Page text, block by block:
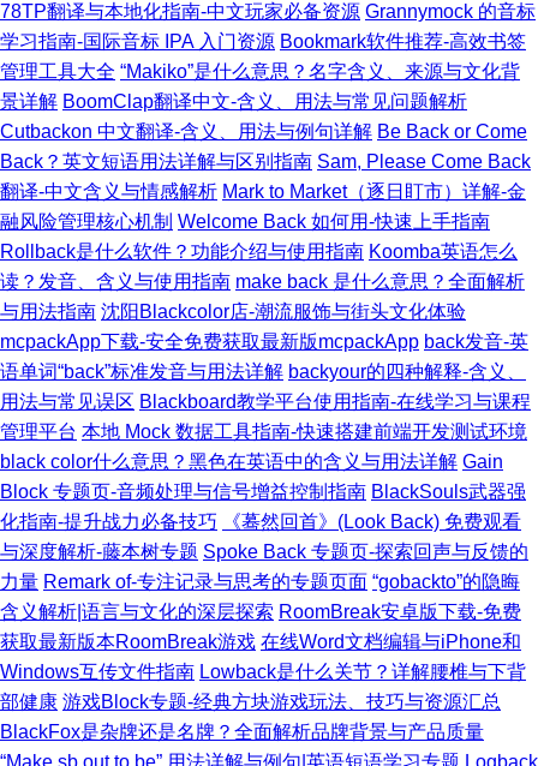
78TP翻译与本地化指南-中文玩家必备资源 Grannymock 的音标
学习指南-国际音标 IPA 入门资源 Bookmark软件推荐-高效书签
管理工具大全 “Makiko”是什么意思？名字含义、来源与文化背
景详解 BoomClap翻译中文-含义、用法与常见问题解析
Cutbackon 中文翻译-含义、用法与例句详解 Be Back or Come
Back？英文短语用法详解与区别指南 Sam, Please Come Back
翻译-中文含义与情感解析 Mark to Market（逐日盯市）详解-金
融风险管理核心机制 Welcome Back 如何用-快速上手指南
Rollback是什么软件？功能介绍与使用指南 Koomba英语怎么
读？发音、含义与使用指南 make back 是什么意思？全面解析
与用法指南 沈阳Blackcolor店-潮流服饰与街头文化体验
mcpackApp下载-安全免费获取最新版mcpackApp back发音-英
语单词“back”标准发音与用法详解 backyour的四种解释-含义、
用法与常见误区 Blackboard教学平台使用指南-在线学习与课程
管理平台 本地 Mock 数据工具指南-快速搭建前端开发测试环境
black color什么意思？黑色在英语中的含义与用法详解 Gain
Block 专题页-音频处理与信号增益控制指南 BlackSouls武器强
化指南-提升战力必备技巧
《蓦然回首》(Look Back) 免费观看
与深度解析-藤本树专题 Spoke Back 专题页-探索回声与反馈的
力量 Remark of-专注记录与思考的专题页面 “gobackto”的隐晦
含义解析|语言与文化的深层探索 RoomBreak安卓版下载-免费
获取最新版本RoomBreak游戏 在线Word文档编辑与iPhone和
Windows互传文件指南 Lowback是什么关节？详解腰椎与下背
部健康 游戏Block专题-经典方块游戏玩法、技巧与资源汇总
BlackFox是杂牌还是名牌？全面解析品牌背景与产品质量